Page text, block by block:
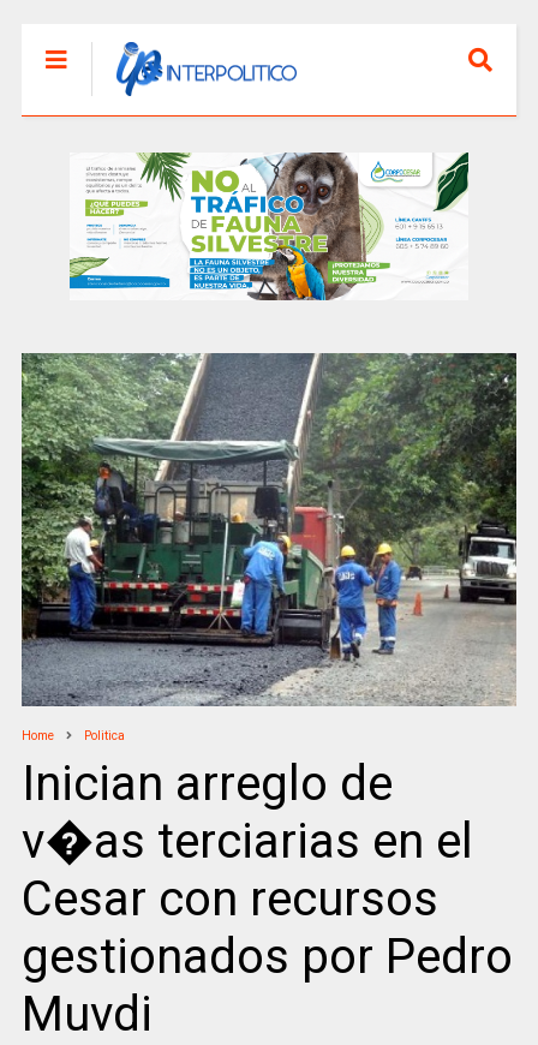
Home Politica
Inician arreglo de
v�as terciarias en el
Cesar con recursos
gestionados por Pedro
Muvdi